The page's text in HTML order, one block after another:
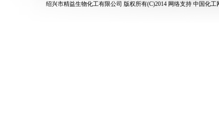
绍兴市精益生物化工有限公司 版权所有(C)2014 网络支持 中国化工